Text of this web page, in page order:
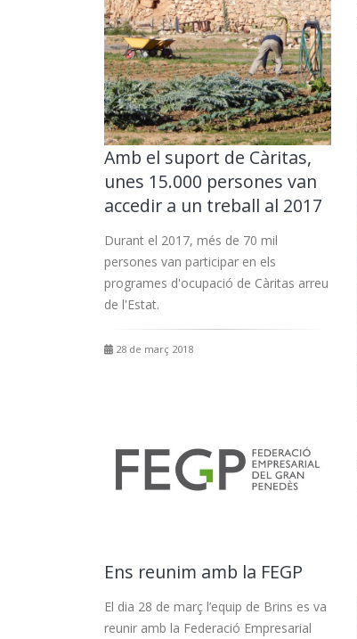
Amb el suport de Càritas,
unes 15.000 persones van
accedir a un treball al 2017
Durant el 2017, més de 70 mil
persones van participar en els
programes d'ocupació de Càritas arreu
de l'Estat.
28 de març 2018
Ens reunim amb la FEGP
El dia 28 de març l’equip de Brins es va
reunir amb la Federació Empresarial